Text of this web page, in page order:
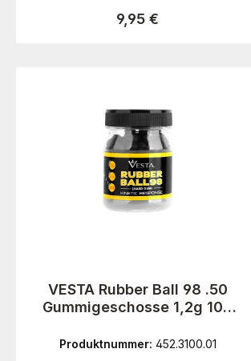
Regulärer Preis:
9,95 €
VESTA Rubber Ball 98 .50
Gummigeschosse 1,2g 100
Produktnummer: 452.3100.01